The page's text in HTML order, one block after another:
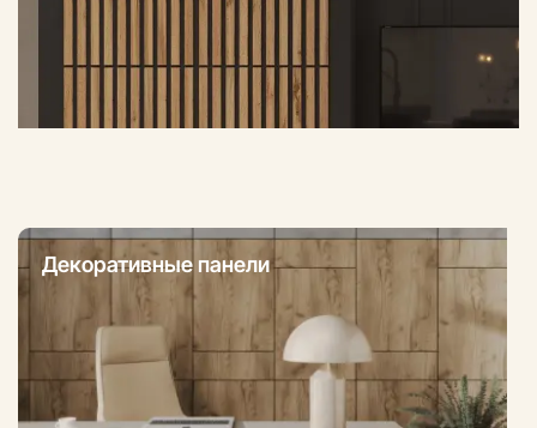
Декоративные панели